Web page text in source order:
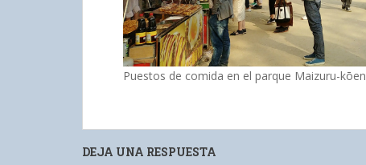
Puestos de comida en el parque Maizuru-kōen
DEJA UNA RESPUESTA